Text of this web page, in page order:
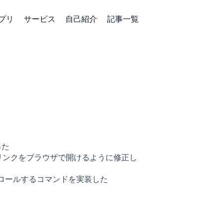
リ サービス 自己紹介 記事一覧
クをブラウザで開けるように修正し
ールするコマンドを実装した